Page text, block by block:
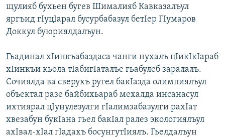
щулияб бухьен бугев Шималияб Кавказалъул
яргъид гIуцIарал бусурбабазул бетIер ГIумаров
Доккул буюриялдалъун.
Гьадинал хIинкъабаздаса чанги нухалъ цIикIкIараб
хIинкъи кьола тIабигIаталъе гьабулеб заралалъ.
Сочиялда ва сверухъ ругел бакIазда олимпиялъул
объектал разе байбихьараб мехалда инсанасул
ихтиярал цIунулезулги гIалимзабазулги рахIат
хвезабун букIана гьел бакIал ралез экологиялъул
ахIвал-хIал гIадахъ босунгутIиялъ. Гьелдалъун